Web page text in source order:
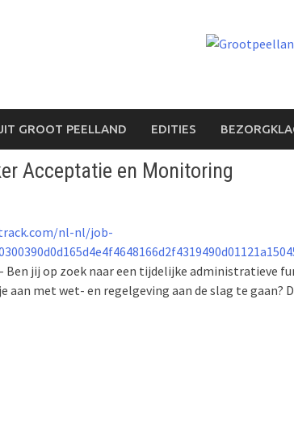
GROOT PEELLAND EDITIES
Acceptatie en Monitoring
nl-nl/job-
Ben jij op zoek naar een tijdelijke administratieve
aan met wet- en regelgeving aan de slag te gaan?